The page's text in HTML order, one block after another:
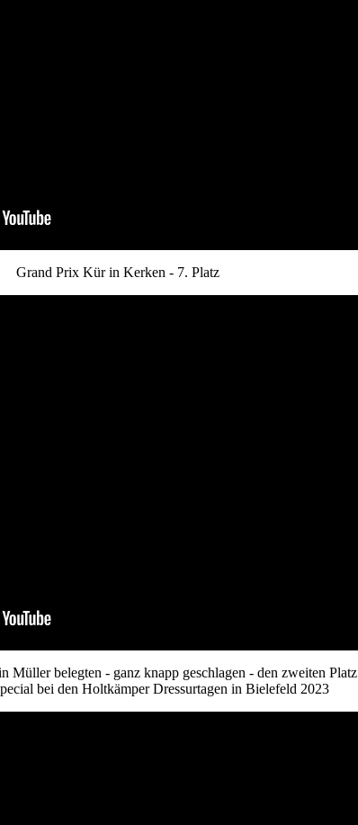
Grand Prix Kür in Kerken - 7. Platz
Müller belegten - ganz knapp geschlagen - den zweiten Platz
bei den Holtkämper Dressurtagen in Bielefeld 2023